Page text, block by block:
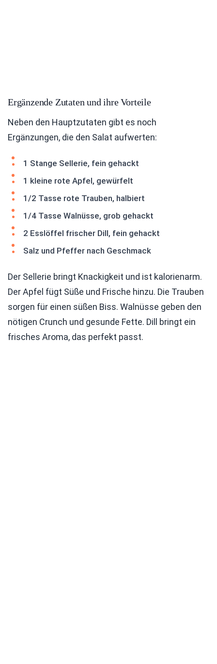
Ergänzende Zutaten und ihre Vorteile
Neben den Hauptzutaten gibt es noch
Ergänzungen, die den Salat aufwerten:
1 Stange Sellerie, fein gehackt
1 kleine rote Apfel, gewürfelt
1/2 Tasse rote Trauben, halbiert
1/4 Tasse Walnüsse, grob gehackt
2 Esslöffel frischer Dill, fein gehackt
Salz und Pfeffer nach Geschmack
Der Sellerie bringt Knackigkeit und ist kalorienarm.
Der Apfel fügt Süße und Frische hinzu. Die Trauben
sorgen für einen süßen Biss. Walnüsse geben den
nötigen Crunch und gesunde Fette. Dill bringt ein
frisches Aroma, das perfekt passt.